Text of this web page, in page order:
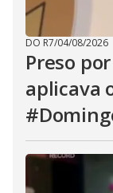
DO R7/04/08/2026
Preso
aplicava